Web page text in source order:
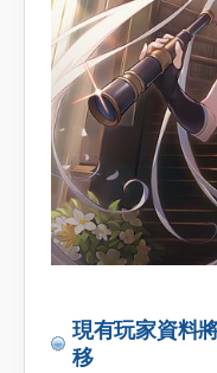
現有玩家資料
移